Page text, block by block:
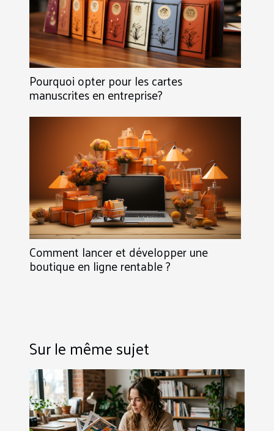
Pourquoi opter pour les cartes
manuscrites en entreprise?
Comment lancer et développer une
boutique en ligne rentable ?
Sur le même sujet